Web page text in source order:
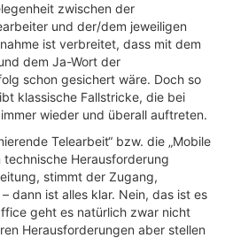
zwischen der
und der/dem jeweiligen
ist verbreitet, dass mit dem
dem Ja-Wort der
schon gesichert wäre. Doch so
klassische Fallstricke, die bei
wieder und überall auftreten.
Telearbeit“ bzw. die „Mobile
technische Herausforderung
stimmt der Zugang,
dann ist alles klar. Nein, das ist es
geht es natürlich zwar nicht
Herausforderungen aber stellen